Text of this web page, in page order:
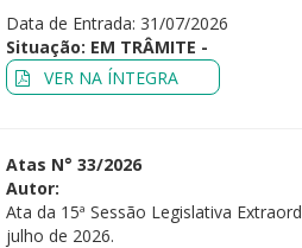
Data de Entrada: 31/07/2026
Situação: EM TRÂMITE -
VER NA ÍNTEGRA
Atas N° 33/2026
Autor:
Ata da 15ª Sessão Legislativa
julho de 2026.